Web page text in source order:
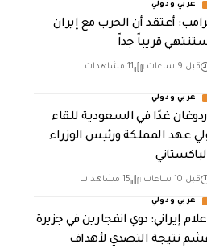
عربي ودولي
أعتقد أن الحرب مع إيران
قريباً جداً
قبل 9 ساعات 11 مشاهدات
عربي ودولي
غدًا في السعودية للقاء
عهد المملكة ورئيس الوزراء
قبل 10 ساعات 15 مشاهدات
عربي ودولي
إيراني: دوي انفجارين في جزيرة
نتيجة التصدي لأهداف